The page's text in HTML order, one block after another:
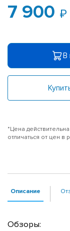
7 900
В
*Цена
отличаться от цен в
Описание
Обзоры: